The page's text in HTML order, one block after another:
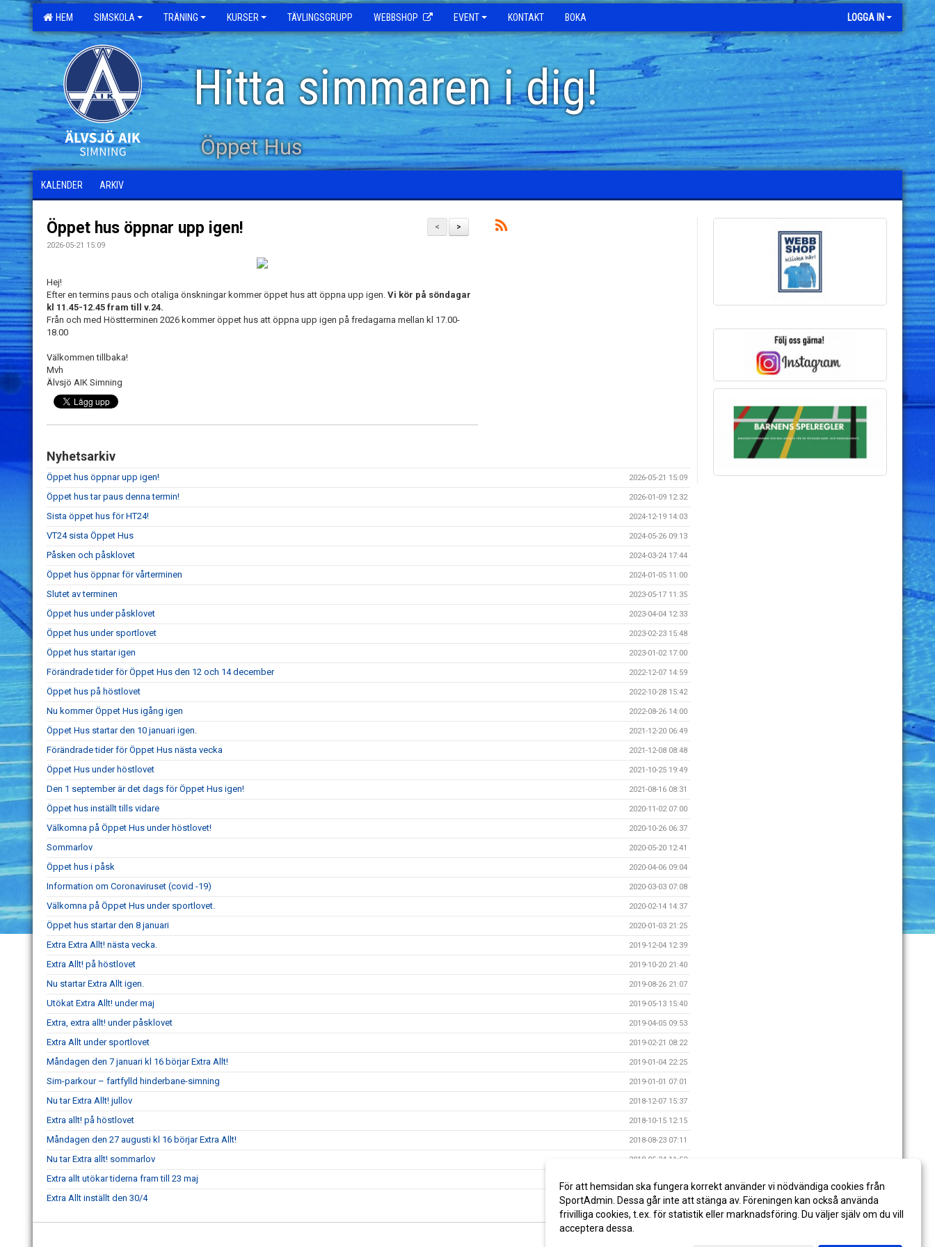
HEM SIMSKOLA TRÄNING KURSER TÄVLINGSGRUPP WEBBSHOP EVENT KONTAKT BOKA LOGGA IN
Hitta simmaren i dig!
Öppet Hus
KALENDER ARKIV
>
<
Öppet hus öppnar upp igen!
2026-05-21 15:09
Hej!
Efter en termins paus och otaliga önskningar kommer öppet hus att öppna upp igen. Vi kör på söndagar
kl 11.45-12.45 fram till v.24.
Från och med Höstterminen 2026 kommer öppet hus att öppna upp igen på fredagarna mellan kl 17.00-
18.00
Välkommen tillbaka!
Mvh
Älvsjö AIK Simning
Nyhetsarkiv
Öppet hus öppnar upp igen! 2026-05-21 15:09
Öppet hus tar paus denna termin! 2026-01-09 12:32
Sista öppet hus för HT24! 2024-12-19 14:03
VT24 sista Öppet Hus 2024-05-26 09:13
Påsken och påsklovet 2024-03-24 17:44
Öppet hus öppnar för vårterminen 2024-01-05 11:00
Slutet av terminen 2023-05-17 11:35
Öppet hus under påsklovet 2023-04-04 12:33
Öppet hus under sportlovet 2023-02-23 15:48
Öppet hus startar igen 2023-01-02 17:00
Förändrade tider för Öppet Hus den 12 och 14 december 2022-12-07 14:59
Öppet hus på höstlovet 2022-10-28 15:42
Nu kommer Öppet Hus igång igen 2022-08-26 14:00
Öppet Hus startar den 10 januari igen. 2021-12-20 06:49
Förändrade tider för Öppet Hus nästa vecka 2021-12-08 08:48
Öppet Hus under höstlovet 2021-10-25 19:49
Den 1 september är det dags för Öppet Hus igen! 2021-08-16 08:31
Öppet hus inställt tills vidare 2020-11-02 07:00
Välkomna på Öppet Hus under höstlovet! 2020-10-26 06:37
Sommarlov 2020-05-20 12:41
Öppet hus i påsk 2020-04-06 09:04
Information om Coronaviruset (covid -19) 2020-03-03 07:08
Välkomna på Öppet Hus under sportlovet. 2020-02-14 14:37
Öppet hus startar den 8 januari 2020-01-03 21:25
Extra Extra Allt! nästa vecka. 2019-12-04 12:39
Extra Allt! på höstlovet 2019-10-20 21:40
Nu startar Extra Allt igen. 2019-08-26 21:07
Utökat Extra Allt! under maj 2019-05-13 15:40
Extra, extra allt! under påsklovet 2019-04-05 09:53
Extra Allt under sportlovet 2019-02-21 08:22
Måndagen den 7 januari kl 16 börjar Extra Allt! 2019-01-04 22:25
Sim-parkour – fartfylld hinderbane-simning 2019-01-01 07:01
Nu tar Extra Allt! jullov 2018-12-07 15:37
Extra allt! på höstlovet 2018-10-15 12:15
Måndagen den 27 augusti kl 16 börjar Extra Allt! 2018-08-23 07:11
Nu tar Extra allt! sommarlov 2018-05-24 11:52
Extra allt utökar tiderna fram till 23 maj
Extra Allt inställt den 30/4 2018-04-20 07:42
För att hemsidan ska fungera korrekt använder vi nödvändiga cookies från
SportAdmin. Dessa går inte att stänga av. Föreningen kan också använda
frivilliga cookies, t.ex. för statistik eller marknadsföring. Du väljer själv om du vill
acceptera dessa.